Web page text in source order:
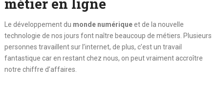
métier en ligne
Le développement du monde numériqueet de la nouvelle
technologie de nos jours font naître beaucoup de métiers. Plusieurs
personnes travaillent sur l’internet, de plus, c’est un travail
fantastique car en restant chez nous, on peut vraiment accroître
notre chiffre d’affaires.